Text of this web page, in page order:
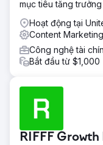
mục tiêu tăng
Hoạt động tại
Content
Công nghệ tài
Bắt đầu từ $1,000
RIFFF